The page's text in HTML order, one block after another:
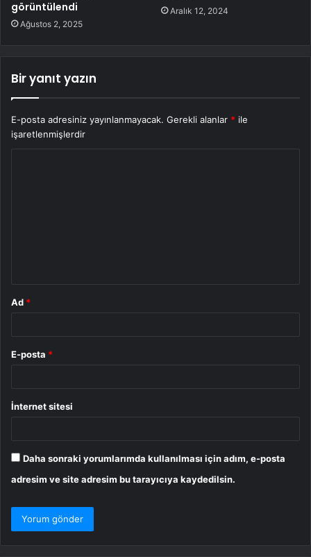
görüntülendi
Ağustos 2, 2025
Aralık 12, 2024
Bir yanıt yazın
E-posta adresiniz yayınlanmayacak. Gerekli alanlar * ile
işaretlenmişlerdir
Ad *
E-posta *
İnternet sitesi
Daha sonraki yorumlarımda kullanılması için adım, e-posta
adresim ve site adresim bu tarayıcıya kaydedilsin.